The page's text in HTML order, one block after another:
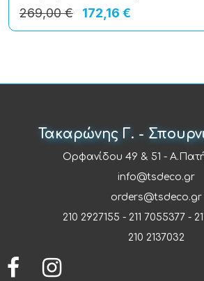
172,16 €
269,00 €
Τακαρώνης Γ. -
Ορφανίδου 49 & 51 -
info@tsdeco.gr
orders@tsdeco.gr
210 2927155 - 211 7055377-
210 2137032